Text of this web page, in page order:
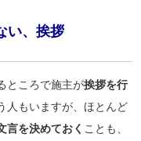
い、挨拶
ところで施主が挨拶を行
人もいますが、ほとんど
言を決めておく ことも、